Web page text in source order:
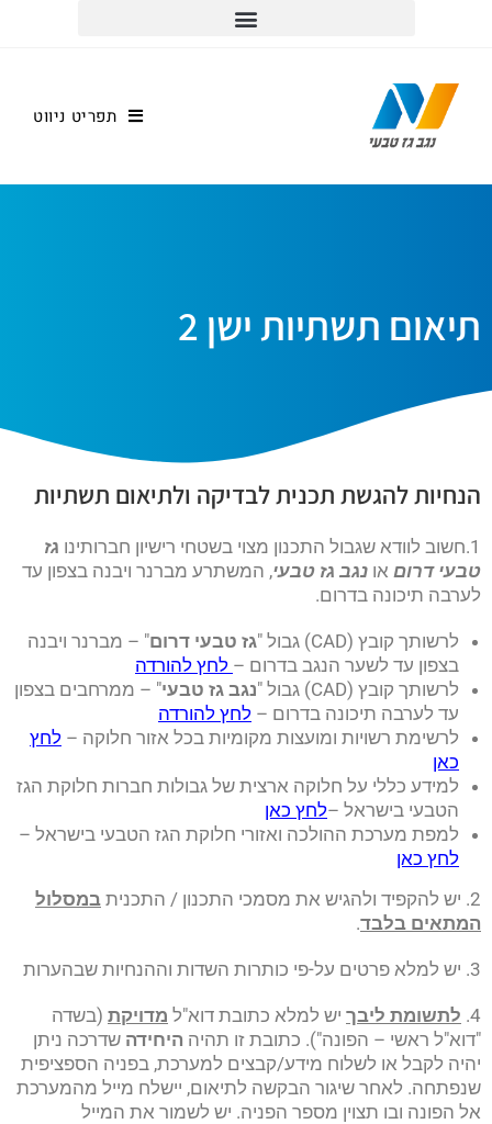
תפריט ניווט
תיאום תשתיות ישן 2
הנחיות להגשת תכנית לבדיקה ולתיאום תשתיות
1.חשוב לוודא שגבול התכנון מצוי בשטחי רישיון חברותינו
גז
טבעי דרום או נגב גז טבעי, המשתרע מברנר ויבנה בצפון עד
לערבה תיכונה בדרום.
לרשותך קובץ (CAD) גבול " גז טבעי דרום" – מברנר ויבנה
בצפון עד לשער הנגב בדרום – לחץ להורדה
לרשותך קובץ (CAD) גבול "
נגב גז טבעי" – ממרחבים בצפון
עד לערבה תיכונה בדרום – לחץ להורדה
לרשימת רשויות ומועצות מקומיות בכל אזור חלוקה – לחץ
כאן
למידע כללי על חלוקה ארצית של גבולות חברות חלוקת הגז
הטבעי בישראל –לחץ כאן
למפת מערכת ההולכה ואזורי חלוקת הגז הטבעי בישראל –
לחץ כאן
2. יש להקפיד ולהגיש את מסמכי התכנון / התכנית
במסלול
המתאים בלבד.
3. יש למלא פרטים על-פי כותרות השדות וההנחיות שבהערות
4. לתשומת ליבך יש למלא כתובת דוא"ל מדויקת (בשדה
"דוא"ל ראשי – הפונה"). כתובת זו תהיה היחידה שדרכה ניתן
יהיה לקבל או לשלוח מידע/קבצים למערכת, בפניה הספציפית
שנפתחה. לאחר שיגור הבקשה לתיאום, יישלח מייל מהמערכת
אל הפונה ובו תצוין מספר הפניה. יש לשמור את המייל